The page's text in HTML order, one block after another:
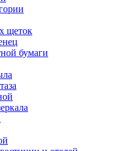
щеток
бумаги